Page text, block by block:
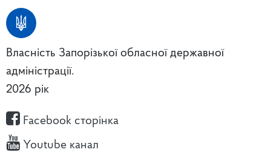
Власність Запорізької обласної державної
адміністрації.
2026 рік
Facebook сторінка
Youtube канал